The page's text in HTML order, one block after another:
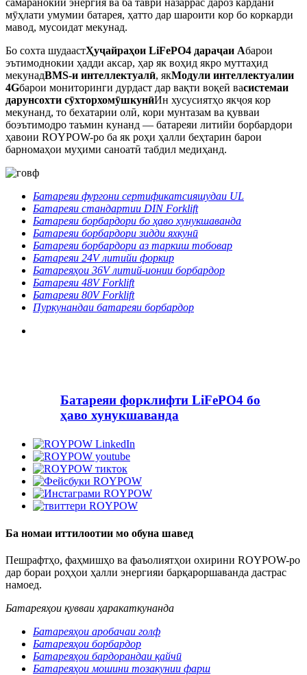
мӯҳлати умумии батарея, ҳатто дар шароити кор бо коркарди
мавод, мусоидат мекунад.
Бо сохта шудаастҲуҷайраҳои LiFePO4 дараҷаи Абарои
эътимоднокии ҳадди аксар, ҳар як воҳид якро муттаҳид
мекунадBMS-и интеллектуалӣ, якМодули интеллектуалии
4Gбарои мониторинги дурдаст дар вақти воқеӣ васистемаи
дарунсохти сӯхторхомӯшкунӣИн хусусиятҳо якҷоя кор
мекунанд, то бехатарии олӣ, кори мунтазам ва қувваи
боэътимодро таъмин кунанд — батареяи литийи борбардори
ҳавоии ROYPOW-ро ба як роҳи ҳалли беҳтарин барои
барномаҳои муҳими саноатӣ табдил медиҳанд.
Батареяи фургони сертификатсияшудаи UL
Батареяи стандартии DIN Forklift
Батареяи борбардори бо ҳаво хунукшаванда
Батареяи борбардори зидди яхкунӣ
Батареяи борбардори аз таркиш тобовар
Батареяи 24V литийи форкир
Батареяҳои 36V литий-ионии борбардор
Батареяи 48V Forklift
Батареяи 80V Forklift
Пуркунандаи батареяи борбардор
Батареяи форклифти LiFePO4 бо
ҳаво хунукшаванда
Ба номаи иттилоотии мо обуна шавед
Пешрафтҳо, фаҳмишҳо ва фаъолиятҳои охирини ROYPOW-ро
дар бораи роҳҳои ҳалли энергияи барқароршаванда дастрас
намоед.
Батареяҳои қувваи ҳаракаткунанда
Батареяҳои аробачаи голф
Батареяҳои борбардор
Батареяҳои бардорандаи қайчӣ
Батареяҳои мошини тозакунии фарш